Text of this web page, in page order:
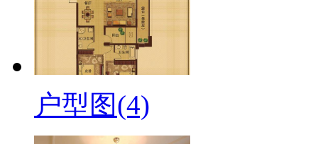
户型图(4)